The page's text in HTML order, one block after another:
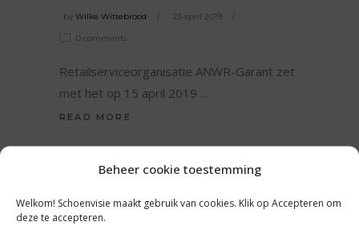
Beheer cookie toestemming
Welkom! Schoenvisie maakt gebruik van cookies. Klik op Accepteren om
deze te accepteren.
by Wilke Wittebrood 23 april 2019
0 comments
Retailserviceorganisatie ANWR-Garant zet
met het op 15 april 2019
READ MORE
Tags:
ANWR-Garant, Outdoor,Outdoorspecialist